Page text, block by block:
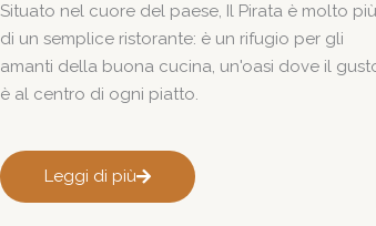
Situato nel cuore del paese, Il Pirata è molto più
di un semplice ristorante: è un rifugio per gli
amanti della buona cucina, un'oasi dove il
è al centro di ogni piatto.
Leggi di più